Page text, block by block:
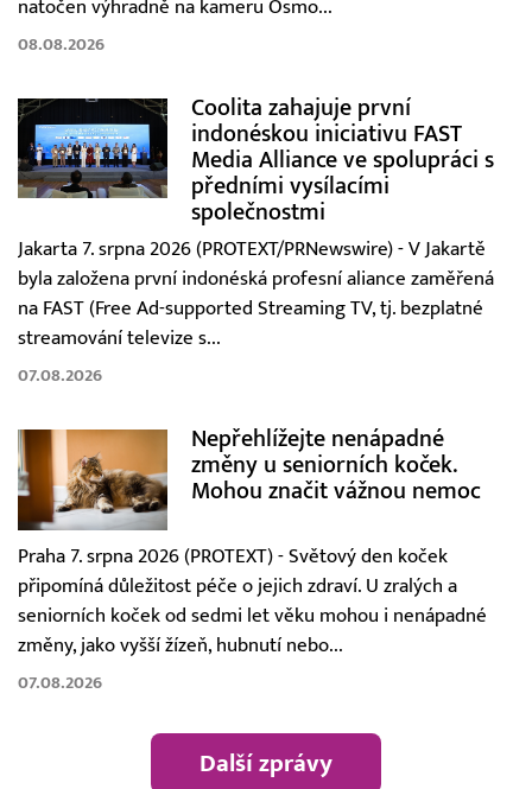
natočen výhradně na kameru Osmo...
08.08.2026
Coolita zahajuje první
indonéskou iniciativu FAST
Media Alliance ve spolupráci s
předními vysílacími
společnostmi
Jakarta 7. srpna 2026 (PROTEXT/PRNewswire) - V Jakartě
byla založena první indonéská profesní aliance zaměřená
na FAST (Free Ad-supported Streaming TV, tj. bezplatné
streamování televize s...
07.08.2026
Nepřehlížejte nenápadné
změny u seniorních koček.
Mohou značit vážnou nemoc
Praha 7. srpna 2026 (PROTEXT) - Světový den koček
připomíná důležitost péče o jejich zdraví. U zralých a
seniorních koček od sedmi let věku mohou i nenápadné
změny, jako vyšší žízeň, hubnutí nebo...
07.08.2026
Další zprávy